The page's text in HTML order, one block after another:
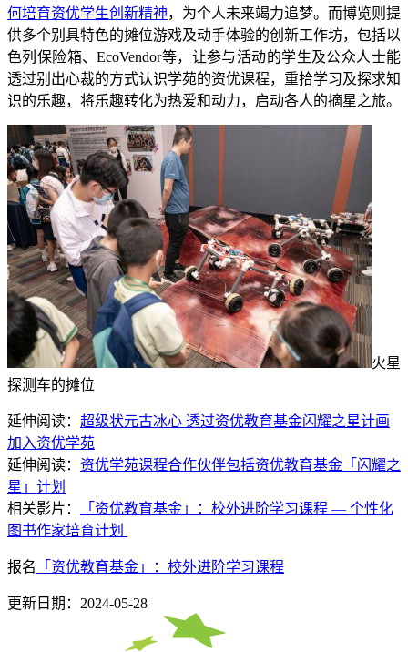
何培育资优学生创新精神，为个人未来竭力追梦。而博览则提
供多个别具特色的摊位游戏及动手体验的创新工作坊，包括以
色列保险箱、EcoVendor等，让参与活动的学生及公众人士能
透过别出心裁的方式认识学苑的资优课程，重拾学习及探求知
识的乐趣，将乐趣转化为热爱和动力，启动各人的摘星之旅。
火星
探测车的摊位
延伸阅读： 超级状元古冰心 透过资优教育基金闪耀之星计画
加入资优学苑
延伸阅读： 资优学苑课程合作伙伴包括资优教育基金「闪耀之
星」计划
相关影片：
「资优教育基金」：校外进阶学习课程 — 个性化
图书作家培育计划
报名 「资优教育基金」：校外进阶学习课程
更新日期：2024-05-28